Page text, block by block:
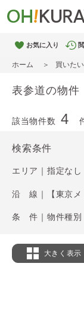
お気に入り
ホーム 買いたい
表参道の物件
該当物件数 4
検索条件
エリア｜指定なし
沿 線｜【東京メ
大きく表示